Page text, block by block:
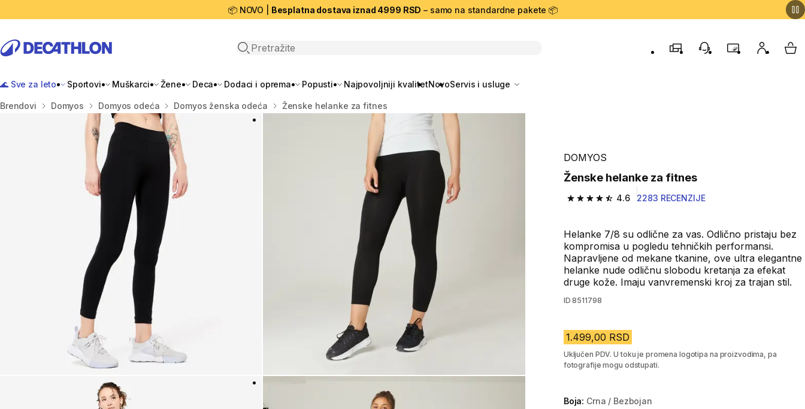
📦 NOVO | Besplatna dostava iznad 4999 RSD – samo na standardne pakete 📦
Open search
ProdavniceKorisnička podrška
ProgramMoj nalogMy
🌊 Sve za leto Sportovi Muškarci Žene Deca Dodaci i oprema Popusti Najpovoljniji kvalitetNovoServis i usluge
Početna stranica
Brendovi Domyos Domyos odeća Domyos ženska odeća Ženske helanke za fitnes
DOMYOS
Ženske helanke za fitnes
4.6
4.6 od 5 zvezdica from 2283 Recenzije
2283 RECENZIJE
Helanke 7/8 su odlične za vas. Odlično pristaju bez
kompromisa u pogledu tehničkih performansi.
Napravljene od mekane tkanine, ove ultra elegantne
helanke nude odličnu slobodu kretanja za efekat
druge kože. Imaju vanvremenski kroj za trajan stil.
ID 8511798
1.499,00 RSD
Uključen PDV. U toku je promena logotipa na proizvodima, pa
fotografije mogu odstupati.
Boja: Crna / Bezbojan